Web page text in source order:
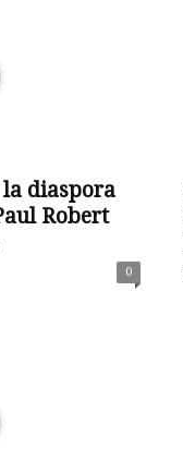
diaspora
Robert
0